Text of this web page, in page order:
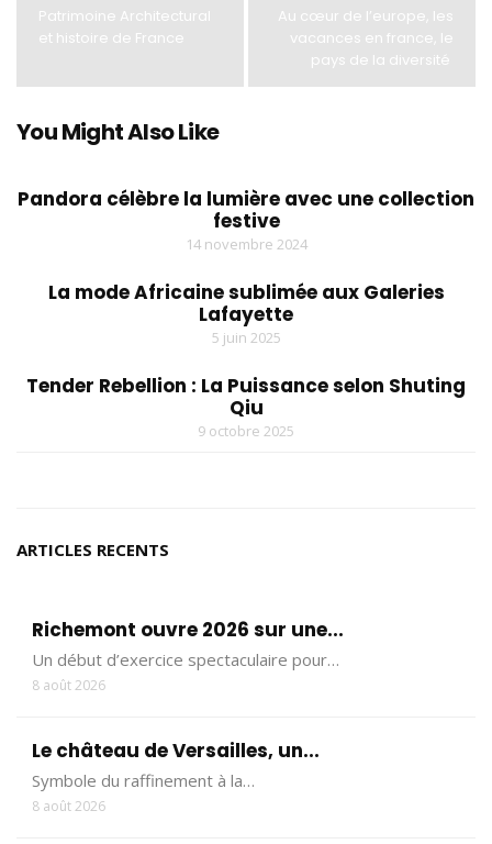
Patrimoine Architectural
et histoire de France
Au cœur de l’europe, les
vacances en france, le
pays de la diversité
You Might Also Like
Pandora célèbre la lumière avec une collection
festive
14 novembre 2024
La mode Africaine sublimée aux Galeries
Lafayette
5 juin 2025
Tender Rebellion : La Puissance selon Shuting
Qiu
9 octobre 2025
ARTICLES RECENTS
Richemont ouvre 2026 sur une...
Un début d’exercice spectaculaire pour…
8 août 2026
Le château de Versailles, un...
Symbole du raffinement à la…
8 août 2026